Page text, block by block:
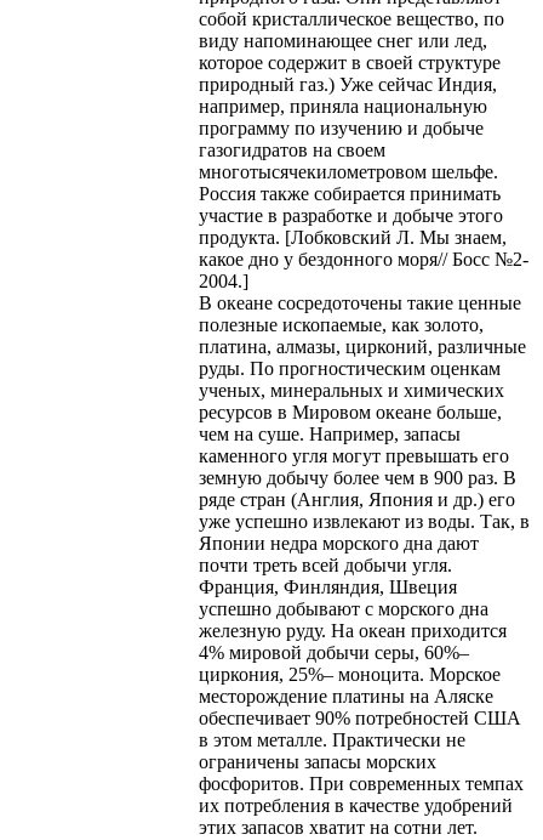
собой кристаллическое вещество, по
виду напоминающее снег или лед,
которое содержит в своей структуре
природный газ.) Уже сейчас Индия,
например, приняла национальную
программу по изучению и добыче
газогидратов на своем
многотысячекилометровом шельфе.
Россия также собирается принимать
участие в разработке и добыче этого
продукта. [Лобковский Л. Мы знаем,
какое дно у бездонного моря// Босс №2-
2004.]
В океане сосредоточены такие ценные
полезные ископаемые, как золото,
платина, алмазы, цирконий, различные
руды. По прогностическим оценкам
ученых, минеральных и химических
ресурсов в Мировом океане больше,
чем на суше. Например, запасы
каменного угля могут превышать его
земную добычу более чем в 900 раз. В
ряде стран (Англия, Япония и др.) его
уже успешно извлекают из воды. Так, в
Японии недра морского дна дают
почти треть всей добычи угля.
Франция, Финляндия, Швеция
успешно добывают с морского дна
железную руду. На океан приходится
4% мировой добычи серы, 60%–
циркония, 25%– моноцита. Морское
месторождение платины на Аляске
обеспечивает 90% потребностей США
в этом металле. Практически не
ограничены запасы морских
фосфоритов. При современных темпах
их потребления в качестве удобрений
этих запасов хватит на сотни лет.